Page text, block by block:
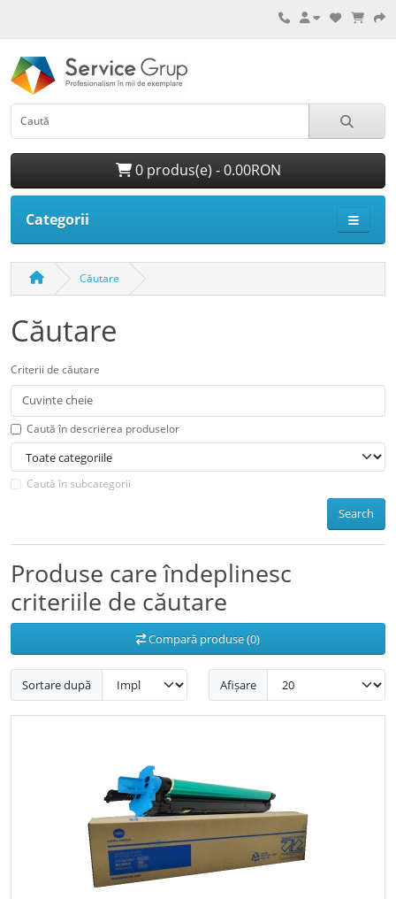
0 produs(e) - 0.00RON
Categorii
Căutare
Căutare
Criterii de căutare
Caută în descrierea produselor
Caută în subcategorii
Search
Produse care îndeplinesc
criteriile de căutare
Compară produse (0)
Sortare după Afișare